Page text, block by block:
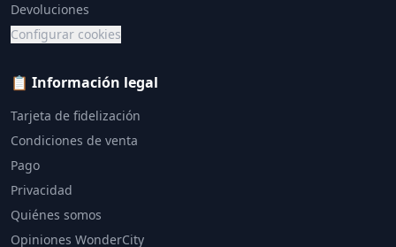
Devoluciones
Configurar cookies
📋 Información legal
Tarjeta de fidelización
Condiciones de venta
Pago
Privacidad
Quiénes somos
Opiniones WonderCity